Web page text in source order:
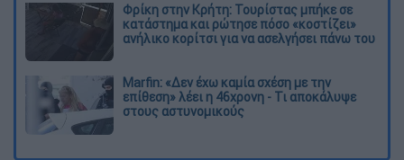
Φρίκη στην Κρήτη: Τουρίστας μπήκε σε
κατάστημα και ρώτησε πόσο «κοστίζει»
ανήλικο κορίτσι για να ασελγήσει πάνω του
Marfin: «Δεν έχω καμία σχέση με την
επίθεση» λέει η 46χρονη - Τι αποκάλυψε
στους αστυνομικούς